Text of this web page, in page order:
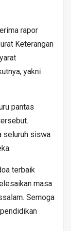
rapor
Keterangan
yakni
pantas
seluruh siswa
terbaik
masa
Semoga